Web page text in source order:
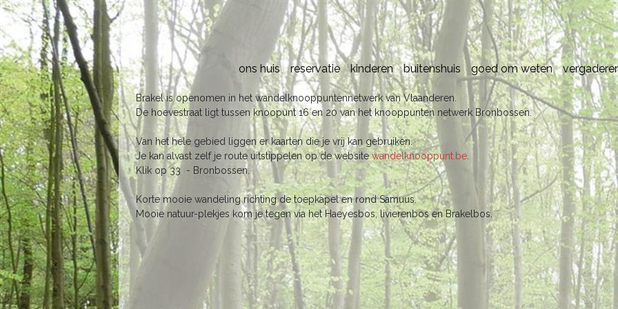
ons huis reservatie kinderen buitenshuis goed om weten
Brakel is openomen in het wandelknooppuntennetwerk van Vlaanderen.
De hoevestraat ligt tussen knoopunt 16 en 20 van het knooppunten netwerk Bronbossen.
Van het hele gebied liggen er kaarten die je vrij kan gebruiken.
Je kan alvast zelf je route uitstippelen op de websitewandelknooppunt.be
Klik op 33 - Bronbossen.
Korte mooie wandeling richting de toepkapel en rond Samuus.
Mooie natuur-plekjes kom je tegen via het Haeyesbos, livierenbos en Brakelbos.